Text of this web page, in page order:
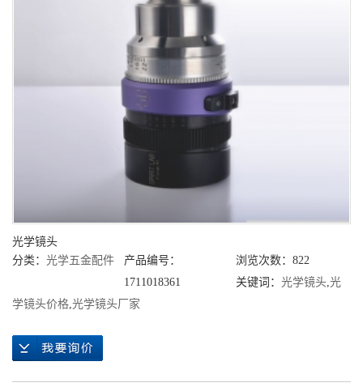
光学镜头
分类： 光学五金配件
产品编号：
1711018361
浏览次数：822
关键词： 光学镜头,光
学镜头价格,光学镜头厂家